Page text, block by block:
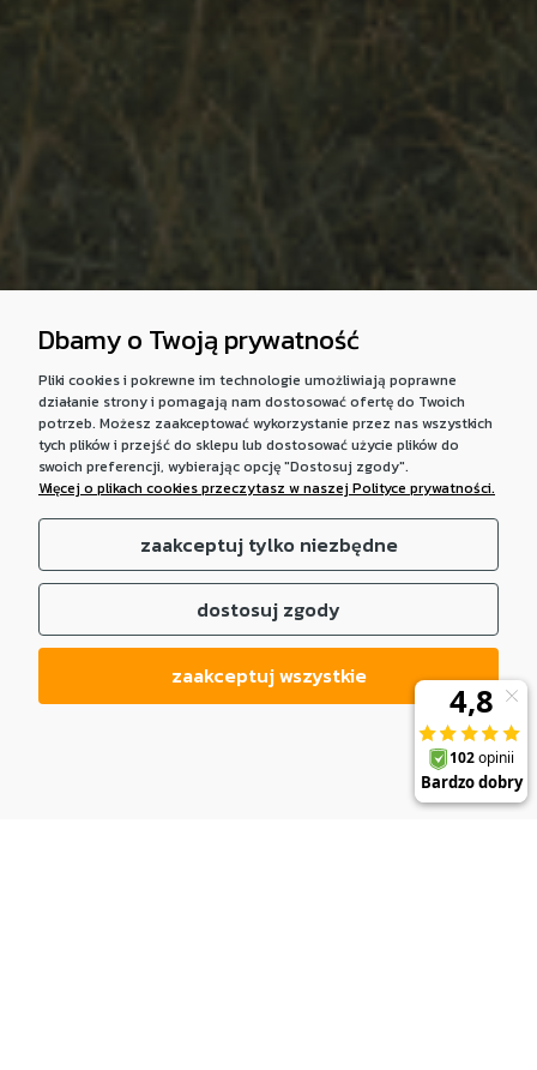
Dbamy o Twoją prywatność
Pliki cookies i pokrewne im technologie umożliwiają poprawne
działanie strony i pomagają nam dostosować ofertę do Twoich
potrzeb. Możesz zaakceptować wykorzystanie przez nas wszystkich
tych plików i przejść do sklepu lub dostosować użycie plików do
swoich preferencji, wybierając opcję "Dostosuj zgody".
Więcej o plikach cookies przeczytasz w naszej Polityce prywatności.
zaakceptuj tylko niezbędne
dostosuj zgody
zaakceptuj wszystkie